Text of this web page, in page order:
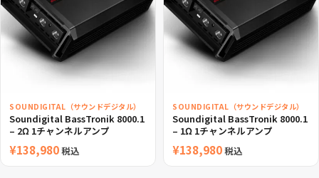
SOUNDIGITAL（サウンドデジタル）
Soundigital BassTronik 8000.1
– 2Ω 1チャンネルアンプ
¥138,980税込
SOUNDIGITAL（サウンドデジタル）
Soundigital BassTronik 8000.1
– 1Ω 1チャンネルアンプ
¥138,980税込